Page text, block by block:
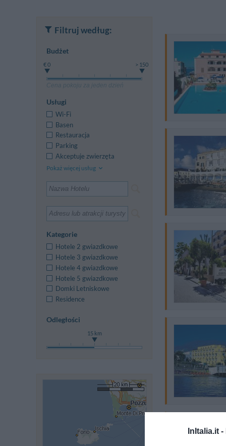
InItalia.it -
Filtruj według:
Budżet
€ 0 > 150
Cena pokoju za jeden dzień
Usługi
Wi-Fi
Basen
Restauracja
Parking
Akceptuje zwierzęta
Pokaż więcej usług
Kategorie
Hotele 2 gwiazdkowe
Hotele 3 gwiazdkowe
Hotele 4 gwiazdkowe
Hotele 5 gwiazdkowe
Domki Letniskowe
Residence
Odległości
15 km